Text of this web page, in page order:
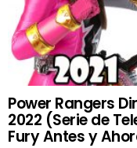
Power Rangers
2022 (Serie de
Fury Antes y